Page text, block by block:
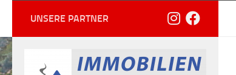
UNSERE PARTNER